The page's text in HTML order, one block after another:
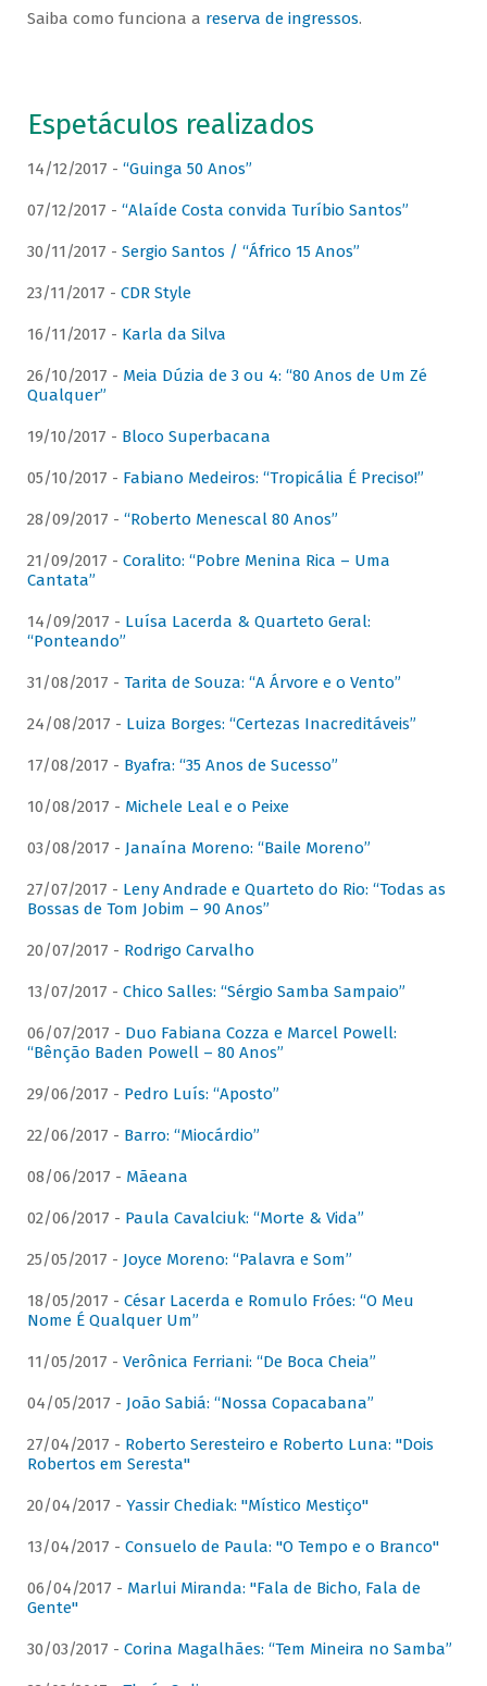
Saiba como funciona a reserva de ingressos.
Espetáculos realizados
14/12/2017 - “Guinga 50 Anos”
07/12/2017 - “Alaíde Costa convida Turíbio Santos”
30/11/2017 - Sergio Santos / “Áfrico 15 Anos”
23/11/2017 - CDR Style
16/11/2017 - Karla da Silva
26/10/2017 - Meia Dúzia de 3 ou 4: “80 Anos de Um Zé
Qualquer”
19/10/2017 - Bloco Superbacana
05/10/2017 - Fabiano Medeiros: “Tropicália É Preciso!”
28/09/2017 - “Roberto Menescal 80 Anos”
21/09/2017 - Coralito: “Pobre Menina Rica – Uma
Cantata”
14/09/2017 - Luísa Lacerda & Quarteto Geral:
“Ponteando”
31/08/2017 - Tarita de Souza: “A Árvore e o Vento”
24/08/2017 - Luiza Borges: “Certezas Inacreditáveis”
17/08/2017 - Byafra: “35 Anos de Sucesso”
10/08/2017 - Michele Leal e o Peixe
03/08/2017 - Janaína Moreno: “Baile Moreno”
27/07/2017 - Leny Andrade e Quarteto do Rio: “Todas as
Bossas de Tom Jobim – 90 Anos”
20/07/2017 - Rodrigo Carvalho
13/07/2017 - Chico Salles: “Sérgio Samba Sampaio”
06/07/2017 - Duo Fabiana Cozza e Marcel Powell:
“Bênção Baden Powell – 80 Anos”
29/06/2017 - Pedro Luís: “Aposto”
22/06/2017 - Barro: “Miocárdio”
08/06/2017 - Mãeana
02/06/2017 - Paula Cavalciuk: “Morte & Vida”
25/05/2017 - Joyce Moreno: “Palavra e Som”
18/05/2017 - César Lacerda e Romulo Fróes: “O Meu
Nome É Qualquer Um”
11/05/2017 - Verônica Ferriani: “De Boca Cheia”
04/05/2017 - João Sabiá: “Nossa Copacabana”
27/04/2017 - Roberto Seresteiro e Roberto Luna: "Dois
Robertos em Seresta"
20/04/2017 - Yassir Chediak: "Místico Mestiço"
13/04/2017 - Consuelo de Paula: "O Tempo e o Branco"
06/04/2017 - Marlui Miranda: "Fala de Bicho, Fala de
Gente"
30/03/2017 - Corina Magalhães: “Tem Mineira no Samba”